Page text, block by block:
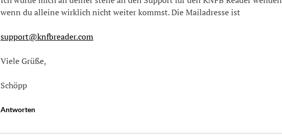
wenn du alleine wirklich nicht weiter kommst. Die Mailadresse ist
support@knfbreader.com
Viele Grüße,
Schöpp
Antworten